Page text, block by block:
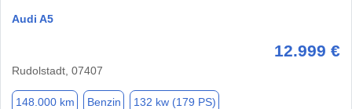
Audi A5
12.999 €
Rudolstadt, 07407
148.000 km Benzin 132 kw (179 PS)